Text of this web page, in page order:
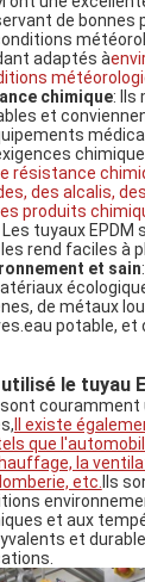
de bonnes
adaptés à
chimique: Ils
et
résistance
des alcalis,
produits
Les tuyaux
rend faciles à
et sain
de métaux
potable, et
le tuyau
sont
Il existe
que
la
etc. Ils
et aux
et